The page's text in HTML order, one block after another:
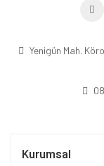
Yenigün Mah.
Kurumsal